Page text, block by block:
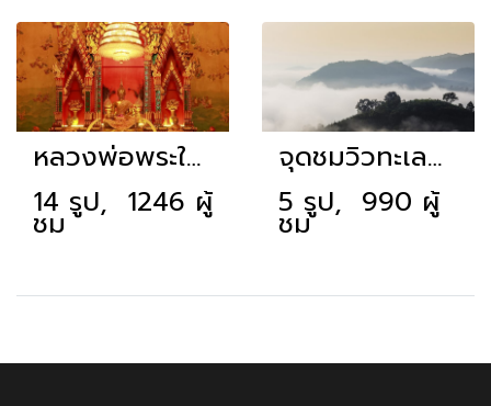
หลวงพ่อพระใส วัดโพธิ์ชัย หนองคาย
14 รูป, 1246 ผู้
ชม
จุดชมวิวทะเลหมอกภูห้วยอีสัน
5 รูป, 990 ผู้
ชม